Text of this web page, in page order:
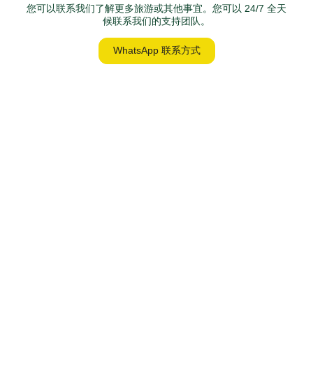
您可以联系我们了解更多旅游或其他事宜。您可以 24/7 全天
候联系我们的支持团队。
WhatsApp 联系方式